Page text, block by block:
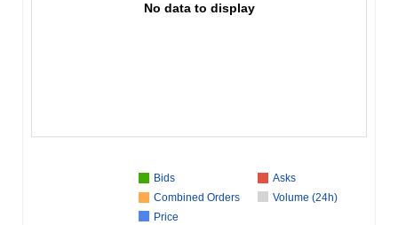
No data to display
Bids
Asks
Combined Orders
Volume (24h)
Price